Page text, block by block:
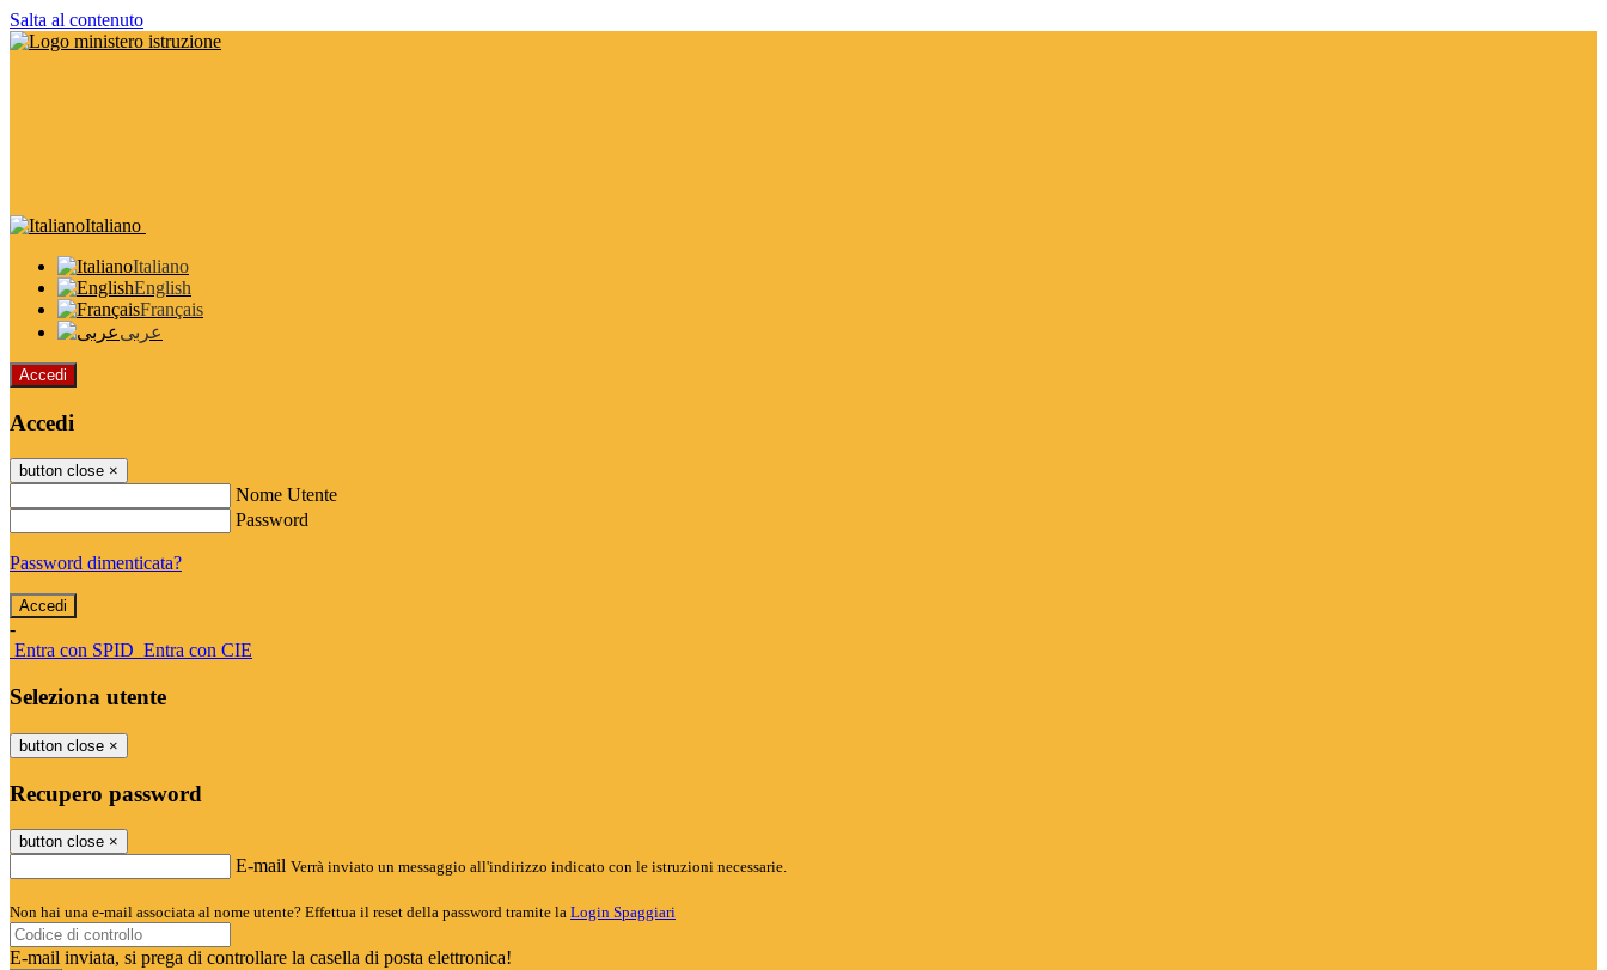
Salta al contenuto
Italiano
Italiano
English
Français
عربى
Accedi
Accedi
button close ×
Nome Utente
Password
Password dimenticata?
-
Entra con SPID Entra con CIE
Seleziona utente
button close ×
Recupero password
button close ×
E-mail Verrà inviato un messaggio all'indirizzo indicato con le istruzioni necessarie.
Non hai una e-mail associata al nome utente? Effettua il reset della password tramite la Login Spaggiari
E-mail inviata, si prega di controllare la casella di posta elettronica!